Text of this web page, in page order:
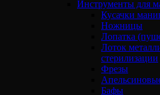
Инструменты для
Кусачки
Ножницы
Лопатка
Лоток
стерилизации
Фрезы
Бафы